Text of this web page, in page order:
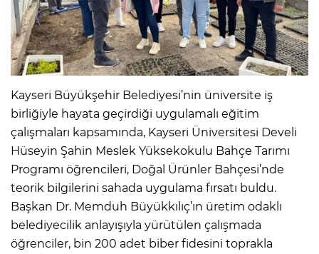
Kayseri Büyükşehir Belediyesi’nin üniversite iş
birliğiyle hayata geçirdiği uygulamalı eğitim
çalışmaları kapsamında, Kayseri Üniversitesi Develi
Hüseyin Şahin Meslek Yüksekokulu Bahçe Tarımı
Programı öğrencileri, Doğal Ürünler Bahçesi’nde
teorik bilgilerini sahada uygulama fırsatı buldu.
Başkan Dr. Memduh Büyükkılıç’ın üretim odaklı
belediyecilik anlayışıyla yürütülen çalışmada
öğrenciler, bin 200 adet biber fidesini toprakla